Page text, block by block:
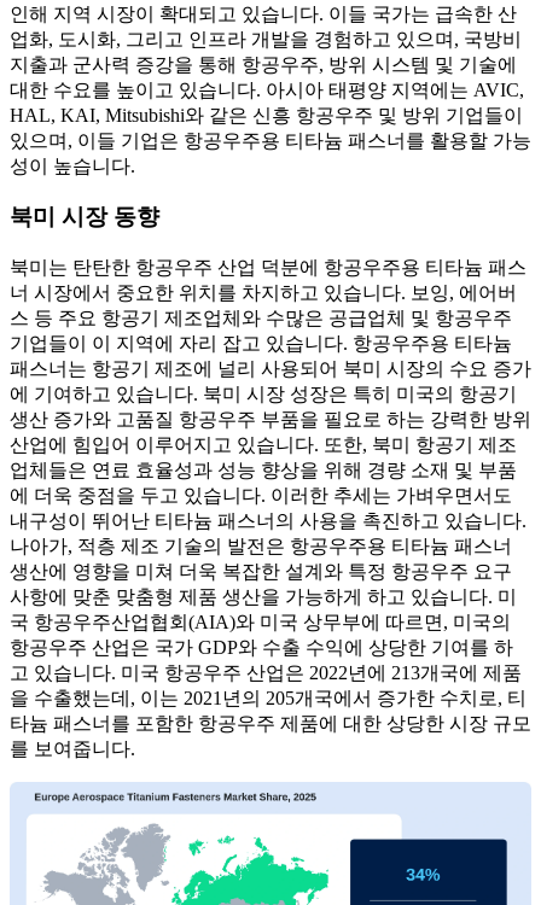
인해 지역 시장이 확대되고 있습니다. 이들 국가는 급속한 산
업화, 도시화, 그리고 인프라 개발을 경험하고 있으며, 국방비
지출과 군사력 증강을 통해 항공우주, 방위 시스템 및 기술에
대한 수요를 높이고 있습니다. 아시아 태평양 지역에는 AVIC,
HAL, KAI, Mitsubishi와 같은 신흥 항공우주 및 방위 기업들이
있으며, 이들 기업은 항공우주용 티타늄 패스너를 활용할 가능
성이 높습니다.
북미 시장 동향
북미는 탄탄한 항공우주 산업 덕분에 항공우주용 티타늄 패스
너 시장에서 중요한 위치를 차지하고 있습니다. 보잉, 에어버
스 등 주요 항공기 제조업체와 수많은 공급업체 및 항공우주
기업들이 이 지역에 자리 잡고 있습니다. 항공우주용 티타늄
패스너는 항공기 제조에 널리 사용되어 북미 시장의 수요 증가
에 기여하고 있습니다. 북미 시장 성장은 특히 미국의 항공기
생산 증가와 고품질 항공우주 부품을 필요로 하는 강력한 방위
산업에 힘입어 이루어지고 있습니다. 또한, 북미 항공기 제조
업체들은 연료 효율성과 성능 향상을 위해 경량 소재 및 부품
에 더욱 중점을 두고 있습니다. 이러한 추세는 가벼우면서도
내구성이 뛰어난 티타늄 패스너의 사용을 촉진하고 있습니다.
나아가, 적층 제조 기술의 발전은 항공우주용 티타늄 패스너
생산에 영향을 미쳐 더욱 복잡한 설계와 특정 항공우주 요구
사항에 맞춘 맞춤형 제품 생산을 가능하게 하고 있습니다. 미
국 항공우주산업협회(AIA)와 미국 상무부에 따르면, 미국의
항공우주 산업은 국가 GDP와 수출 수익에 상당한 기여를 하
고 있습니다. 미국 항공우주 산업은 2022년에 213개국에 제품
을 수출했는데, 이는 2021년의 205개국에서 증가한 수치로, 티
타늄 패스너를 포함한 항공우주 제품에 대한 상당한 시장 규모
를 보여줍니다.